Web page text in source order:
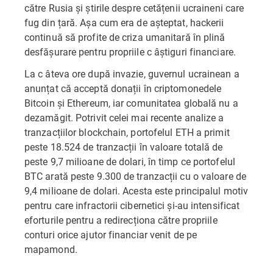
către Rusia și știrile despre cetățenii ucraineni care
fug din țară. Așa cum era de așteptat, hackerii
continuă să profite de criza umanitară în plină
desfășurare pentru propriile c âștiguri financiare.
La c âteva ore după invazie, guvernul ucrainean a
anunțat că acceptă donații în criptomonedele
Bitcoin și Ethereum, iar comunitatea globală nu a
dezamăgit. Potrivit celei mai recente analize a
tranzacțiilor blockchain, portofelul ETH a primit
peste 18.524 de tranzacții în valoare totală de
peste 9,7 milioane de dolari, în timp ce portofelul
BTC arată peste 9.300 de tranzacții cu o valoare de
9,4 milioane de dolari. Acesta este principalul motiv
pentru care infractorii cibernetici și-au intensificat
eforturile pentru a redirecționa către propriile
conturi orice ajutor financiar venit de pe
mapamond.